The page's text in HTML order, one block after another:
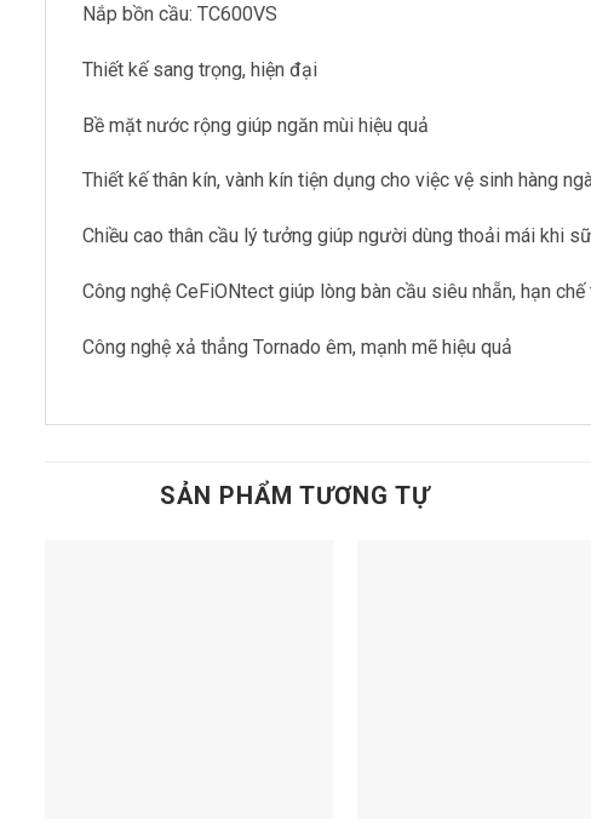
Nắp bồn cầu: TC600VS
Thiết kế sang trọng, hiện đại
Bề mặt nước rộng giúp ngăn mùi hiệu quả
Thiết kế thân kín, vành kín tiện dụng cho việc vệ sinh hàng
Chiều cao thân cầu lý tưởng giúp người dùng thoải mái khi
Công nghệ CeFiONtect giúp lòng bàn cầu siêu nhẵn, hạn
Công nghệ xả thẳng Tornado êm, mạnh mẽ hiệu quả
SẢN PHẨM TƯƠNG TỰ